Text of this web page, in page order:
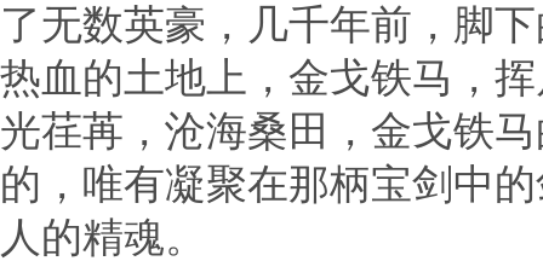
了无数英豪，几千年前，脚
热血的土地上，金戈铁马，
光荏苒，沧海桑田，金戈铁
的，唯有凝聚在那柄宝剑中
人的精魂。